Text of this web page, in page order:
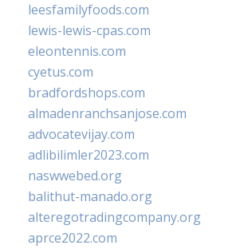
leesfamilyfoods.com
lewis-lewis-cpas.com
eleontennis.com
cyetus.com
bradfordshops.com
almadenranchsanjose.com
advocatevijay.com
adlibilimler2023.com
naswwebed.org
balithut-manado.org
alteregotradingcompany.org
aprce2022.com